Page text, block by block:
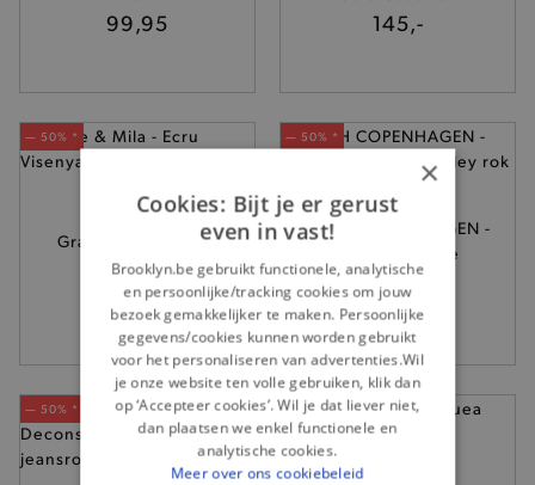
99,95 145,-
— 50% *
Grace & Mila - Ecru
Visenya rok
75,-
— 50% *
MSCH COPENHAGEN -
Donkerblauwe
Brantley rok
79,95
— 50% * — 50% *
×
Cookies: Bijt je er gerust
even in vast!
Brooklyn.be gebruikt functionele, analytische
en persoonlijke/tracking cookies om jouw
bezoek gemakkelijker te maken. Persoonlijke
gegevens/cookies kunnen worden gebruikt
voor het personaliseren van advertenties.Wil
je onze website ten volle gebruiken, klik dan
op ‘Accepteer cookies’. Wil je dat liever niet,
dan plaatsen we enkel functionele en
analytische cookies.
Meer over ons cookiebeleid